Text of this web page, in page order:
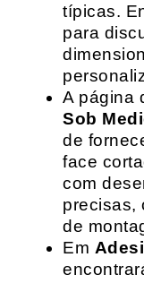
típicas.
para
A página
Sob
de
face
com
precisas,
de
Em